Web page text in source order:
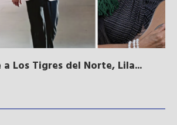
Los Tigres del Norte, Lila...